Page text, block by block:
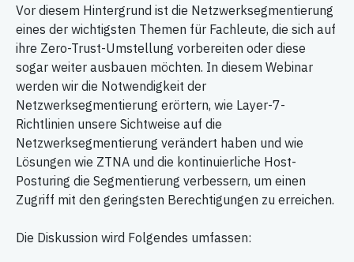
Vor diesem Hintergrund ist die Netzwerksegmentierung
eines der wichtigsten Themen für Fachleute, die sich auf
ihre Zero-Trust-Umstellung vorbereiten oder diese
sogar weiter ausbauen möchten. In diesem Webinar
werden wir die Notwendigkeit der
Netzwerksegmentierung erörtern, wie Layer-7-
Richtlinien unsere Sichtweise auf die
Netzwerksegmentierung verändert haben und wie
Lösungen wie ZTNA und die kontinuierliche Host-
Posturing die Segmentierung verbessern, um einen
Zugriff mit den geringsten Berechtigungen zu erreichen.
Die Diskussion wird Folgendes umfassen: